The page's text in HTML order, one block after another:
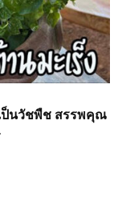
นวัชพืช สรรพคุณ